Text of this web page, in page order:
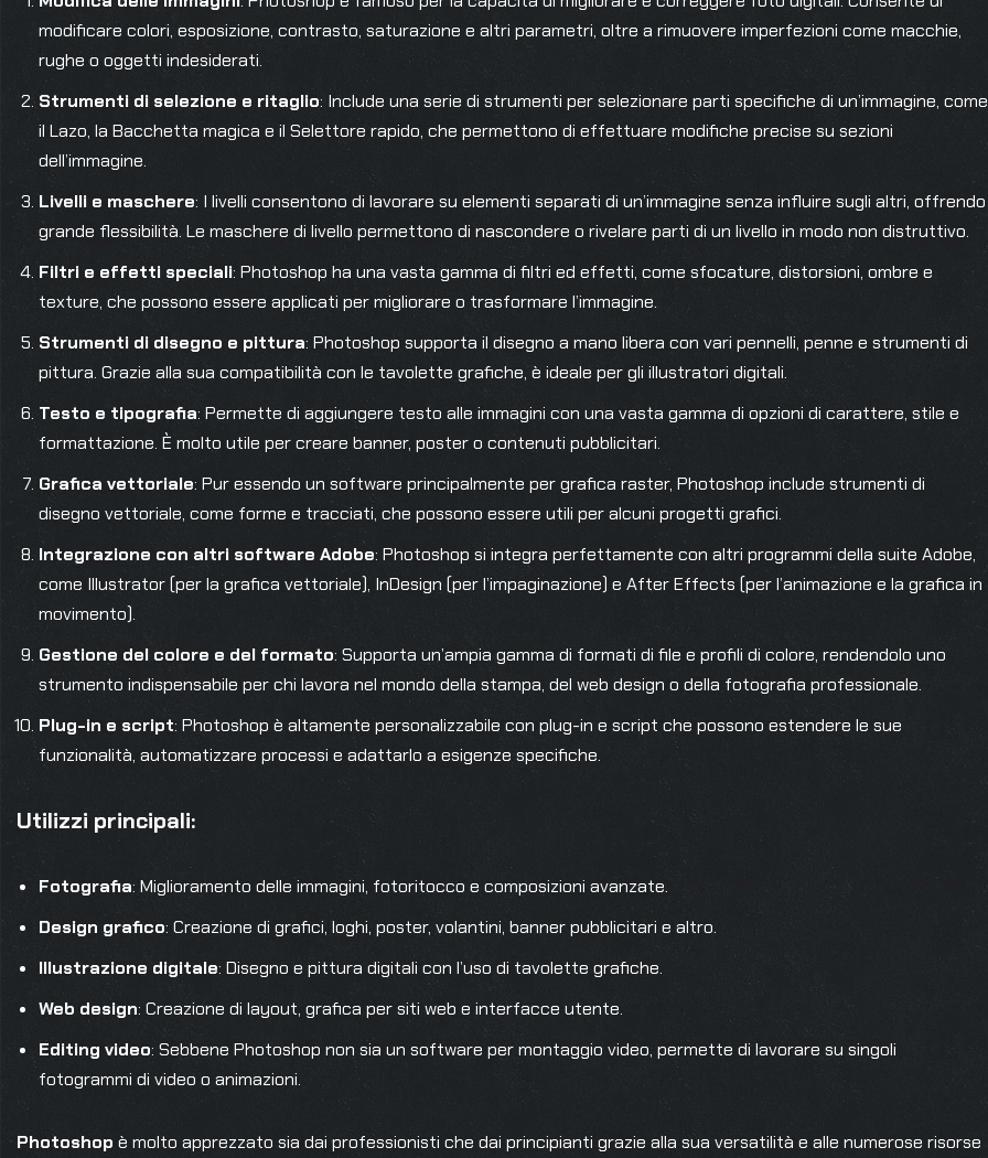
modificare colori, esposizione, contrasto, saturazione e altri parametri, oltre a rimuovere imperfezioni come macchie,
rughe o oggetti indesiderati.
Strumenti di selezione e ritaglio: Include una serie di strumenti per selezionare parti specifiche di un’immagine, come
il Lazo, la Bacchetta magica e il Selettore rapido, che permettono di effettuare modifiche precise su sezioni
dell’immagine.
Livelli e maschere: I livelli consentono di lavorare su elementi separati di un’immagine senza influire sugli altri, offrendo
grande flessibilità. Le maschere di livello permettono di nascondere o rivelare parti di un livello in modo non distruttivo.
Filtri e effetti speciali: Photoshop ha una vasta gamma di filtri ed effetti, come sfocature, distorsioni, ombre e
texture, che possono essere applicati per migliorare o trasformare l’immagine.
Strumenti di disegno e pittura: Photoshop supporta il disegno a mano libera con vari pennelli, penne e strumenti di
pittura. Grazie alla sua compatibilità con le tavolette grafiche, è ideale per gli illustratori digitali.
Testo e tipografia: Permette di aggiungere testo alle immagini con una vasta gamma di opzioni di carattere, stile e
formattazione. È molto utile per creare banner, poster o contenuti pubblicitari.
Grafica vettoriale: Pur essendo un software principalmente per grafica raster, Photoshop include strumenti di
disegno vettoriale, come forme e tracciati, che possono essere utili per alcuni progetti grafici.
Integrazione con altri software Adobe: Photoshop si integra perfettamente con altri programmi della suite Adobe,
come Illustrator (per la grafica vettoriale), InDesign (per l’impaginazione) e After Effects (per l’animazione e la grafica in
movimento).
Gestione del colore e del formato: Supporta un’ampia gamma di formati di file e profili di colore, rendendolo uno
strumento indispensabile per chi lavora nel mondo della stampa, del web design o della fotografia professionale.
Plug-in e script: Photoshop è altamente personalizzabile con plug-in e script che possono estendere le sue
funzionalità, automatizzare processi e adattarlo a esigenze specifiche.
Utilizzi principali:
Fotografia: Miglioramento delle immagini, fotoritocco e composizioni avanzate.
Design grafico: Creazione di grafici, loghi, poster, volantini, banner pubblicitari e altro.
Illustrazione digitale: Disegno e pittura digitali con l’uso di tavolette grafiche.
Web design: Creazione di layout, grafica per siti web e interfacce utente.
Editing video: Sebbene Photoshop non sia un software per montaggio video, permette di lavorare su singoli
fotogrammi di video o animazioni.
Photoshop è molto apprezzato sia dai professionisti che dai principianti grazie alla sua versatilità e alle numerose risorse